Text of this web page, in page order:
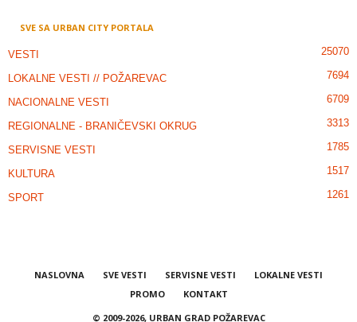
SVE SA URBAN CITY PORTALA
VESTI 25070
LOKALNE VESTI // POŽAREVAC 7694
NACIONALNE VESTI 6709
REGIONALNE - BRANIČEVSKI OKRUG 3313
SERVISNE VESTI 1785
KULTURA 1517
SPORT 1261
NASLOVNA SVE VESTI SERVISNE VESTI
LOKALNE VESTI
PROMO
KONTAKT
© 2009-2026, URBAN GRAD POŽAREVAC